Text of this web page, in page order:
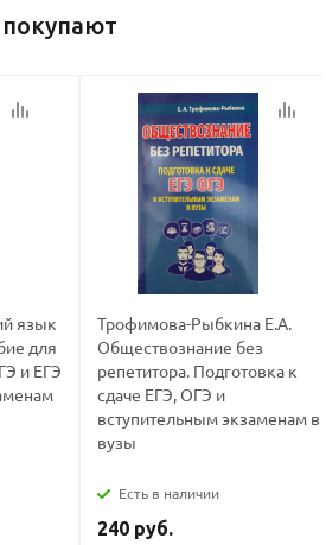
язык
для
и ЕГЭ
Трофимова-Рыбкина Е.А.
Обществознание без
репетитора. Подготовка к
сдаче ЕГЭ, ОГЭ и
вступительным экзаменам в
вузы
Есть в наличии
240 руб.